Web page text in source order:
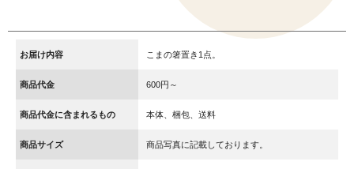
お届け内容 こまの箸置き1点。
商品代金 600円～
商品代金に含まれるもの 本体、梱包、送料
商品サイズ 商品写真に記載しております。